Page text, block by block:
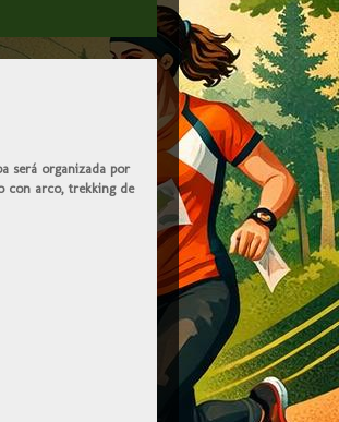
será organizada por
con arco, trekking de